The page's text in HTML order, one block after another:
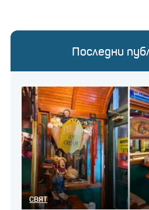
Последни
СВЯТ